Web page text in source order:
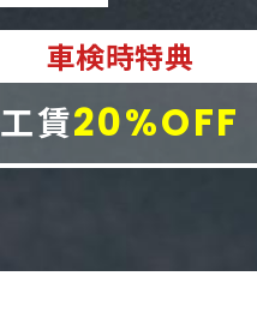
車検時特典
工賃20%OFF